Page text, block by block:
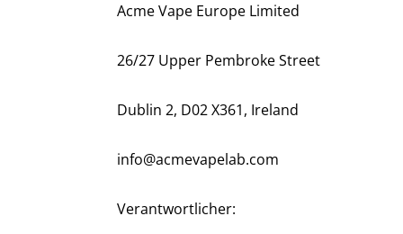
Acme Vape Europe Limited
26/27 Upper Pembroke Street
Dublin 2, D02 X361, Ireland
info@acmevapelab.com
Verantwortlicher: